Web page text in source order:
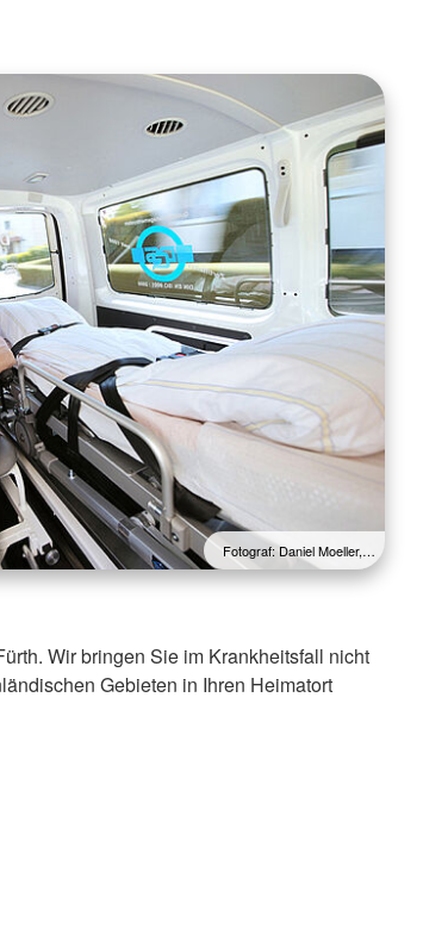
Fotograf: Daniel Moeller,…
Wir bringen Sie im Krankheitsfall nicht
Gebieten in Ihren Heimatort